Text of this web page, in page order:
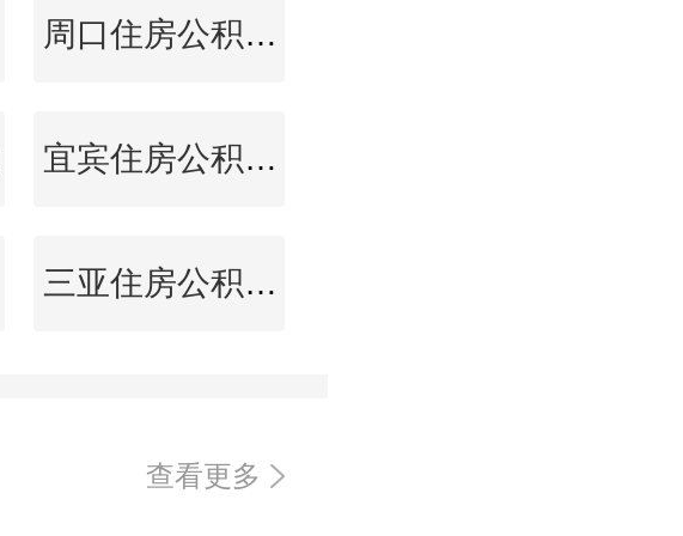
周口住房公积金查询
宜宾住房公积金查询
三亚住房公积金查询
查看更多